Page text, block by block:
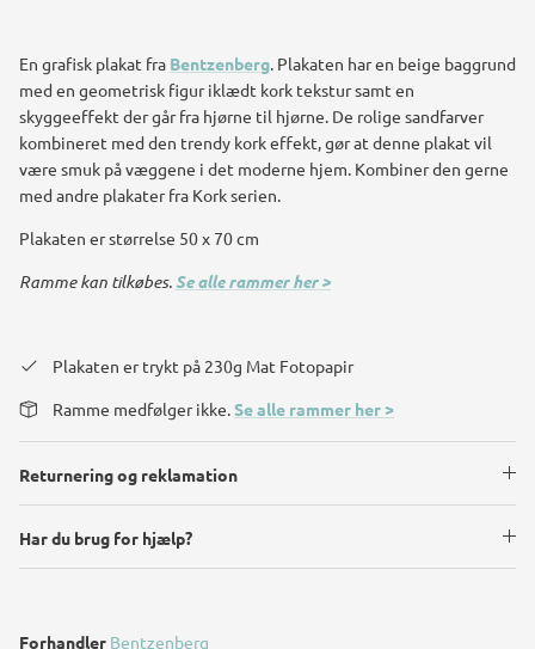
En grafisk plakat fra Bentzenberg. Plakaten har en beige baggrund
med en geometrisk figur iklædt kork tekstur samt en
skyggeeffekt der går fra hjørne til hjørne. De rolige sandfarver
kombineret med den trendy kork effekt, gør at denne plakat vil
være smuk på væggene i det moderne hjem. Kombiner den gerne
med andre plakater fra Kork serien.
Plakaten er størrelse 50 x 70 cm
Ramme kan tilkøbes. Se alle rammer her >
Plakaten er trykt på 230g Mat Fotopapir
Ramme medfølger ikke.Se alle rammer her >
Returnering og reklamation
Har du brug for hjælp?
Forhandler Bentzenberg